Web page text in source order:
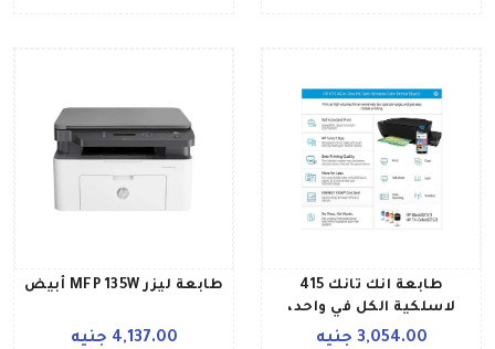
طابعة انك تانك 415
لاسلكية الكل في واحد،
طباعة، نسخ، مسح ضوئي
3,054.00 جنيه
طابعة ليزر MFP 135W أبيض
4,137.00 جنيه